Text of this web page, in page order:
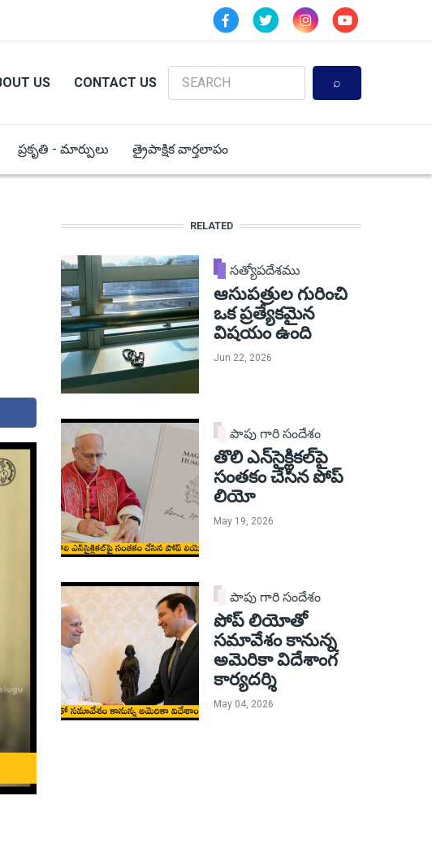
US CONTACT US
Search
ప్రకృతి - మార్పులు త్రైపాక్షిక వార్తలాపం
RELATED
సత్యోపదేశము
ఆసుపత్రుల గురించి
ఒక ప్రత్యేకమైన
విషయం ఉంది
Jun 22, 2026
పాపు గారి సందేశం
తొలి ఎన్‌సైక్లికల్‌పై
సంతకం చేసిన పోప్
లియో
May 19, 2026
పాపు గారి సందేశం
పోప్ లియోతో
సమావేశం కానున్న
అమెరికా విదేశాంగ
కార్యదర్శి
May 04, 2026